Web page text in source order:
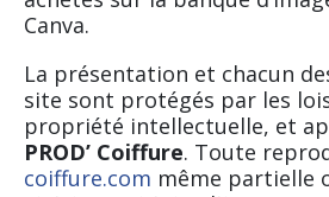
Canva.
La présentation et chacun
site sont protégés par les
propriété intellectuelle, et
PROD’ Coiffure. Toute
coiffure.com même partielle